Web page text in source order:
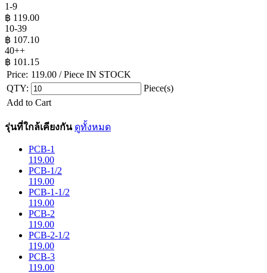
1-9
฿ 119.00
10-39
฿ 107.10
40++
฿ 101.15
Price: 119.00 / Piece IN STOCK
QTY:
Piece(s)
Add to Cart
รุ่นที่ใกล้เคียงกัน ดูทั้งหมด
PCB-1
119.00
PCB-1/2
119.00
PCB-1-1/2
119.00
PCB-2
119.00
PCB-2-1/2
119.00
PCB-3
119.00